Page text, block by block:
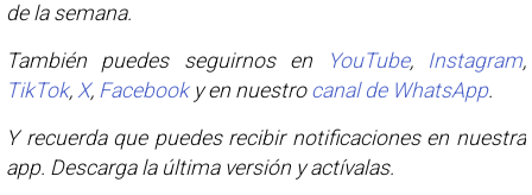
de la semana.
También puedes seguirnos en
YouTube, Instagram,
TikTok, X, Facebooky en nuestro canal de WhatsApp.
Y recuerda que puedes recibir notificaciones en nuestra
app. Descarga la última versión y actívalas.